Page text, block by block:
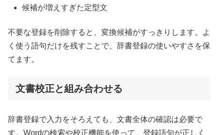
候補が増えすぎた定型文
不要な登録を削除すると、変換候補がすっきりします。よ
く使う語句だけを残すことで、辞書登録の使いやすさを保
てます。
文書校正と組み合わせる
辞書登録で入力をそろえても、文書全体の確認は必要で
す。Wordの検索や校正機能を使って、登録語句が正しく